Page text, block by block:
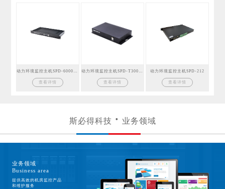
查看详情 查看详情
动力环境监控主机SPD-212
查看详情
斯必得科技 业务领域
业务领域
Business area
提供高效的机房监控产品
和维护服务